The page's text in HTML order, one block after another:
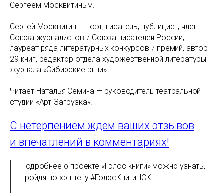
Сергеем Москвитиным.
Сергей Москвитин — поэт, писатель, публицист, член
Союза журналистов и Союза писателей России,
лауреат ряда литературных конкурсов и премий, автор
29 книг, редактор отдела художественной литературы
журнала «Сибирские огни».
Читает Наталья Семина — руководитель театральной
студии «Арт-Загрузка».
С нетерпением ждем ваших отзывов
и впечатлений в комментариях!
Подробнее о проекте «Голос книги» можно узнать,
пройдя по хэштегу #ГолосКнигиНСК